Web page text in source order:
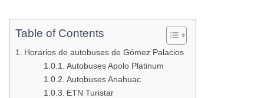
Table of Contents
Horarios de autobuses de Gómez Palacios
Autobuses Apolo Platinum
Autobuses Anahuac
ETN Turistar